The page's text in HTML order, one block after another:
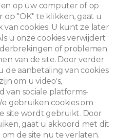
op uw computer of op
op "OK" te klikken, gaat u
cookies. U kunt ze later
u onze cookies verwijdert
of problemen
van de site. Door verder
de aanbetaling van cookies
om u video's,
van sociale platforms-
gebruiken cookies om
site wordt gebruikt. Door
gaat u akkoord met dit
de site nu te verlaten.